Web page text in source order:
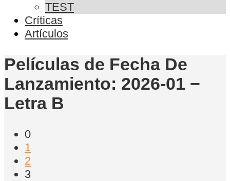
TEST
Críticas
Artículos
Películas de Fecha De
Lanzamiento: 2026-01 −
Letra B
0
1
2
3